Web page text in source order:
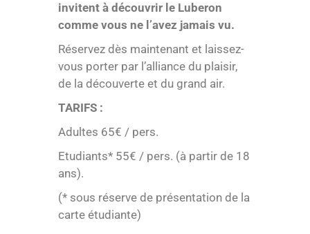
invitent à découvrir le Luberon
comme vous ne l’avez jamais vu.
Réservez dès maintenant et laissez-
vous porter par l’alliance du plaisir,
de la découverte et du grand air.
TARIFS :
Adultes 65€ / pers.
Etudiants* 55€ / pers. (à partir de 18
ans).
(* sous réserve de présentation de la
carte étudiante)